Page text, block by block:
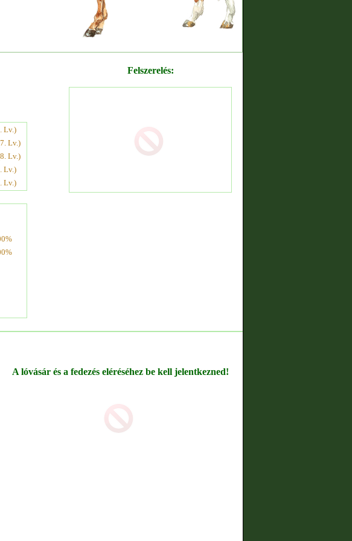
Lv.)
Lv.)
Lv.)
Lv.)
Lv.)
Felszerelés:
A lóvásár és a fedezés eléréséhez be kell jelentkezned!